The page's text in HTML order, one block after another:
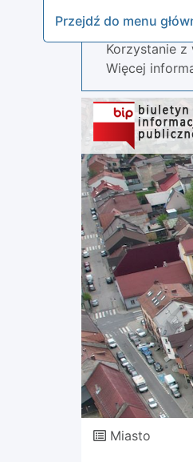
Przejdź do menu
Nasza strona
Korzystanie
Więcej
Miasto